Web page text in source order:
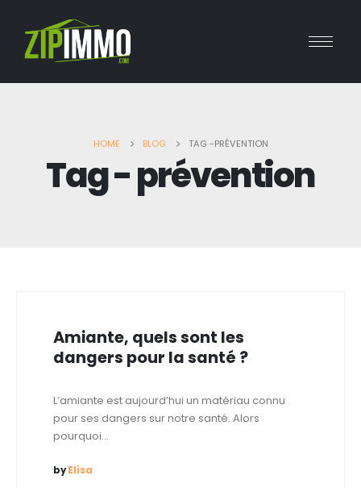
HOME BLOG TAG -PRÉVENTION
Tag - prévention
Amiante, quels sont les
dangers pour la santé ?
L’amiante est aujourd’hui un matériau connu
pour ses dangers sur notre santé. Alors
pourquoi...
byElisa